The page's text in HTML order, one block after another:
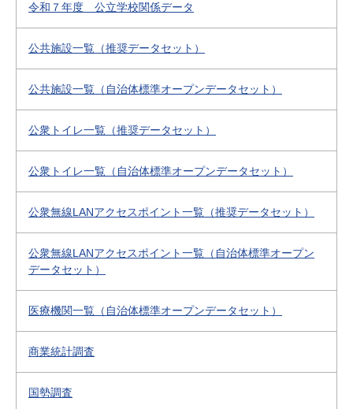
令和７年度 公立学校関係データ
公共施設一覧（推奨データセット）
公共施設一覧（自治体標準オープンデータセット）
公衆トイレ一覧（推奨データセット）
公衆トイレ一覧（自治体標準オープンデータセット）
公衆無線LANアクセスポイント一覧（推奨データセット）
公衆無線LANアクセスポイント一覧（自治体標準オープン
データセット）
医療機関一覧（自治体標準オープンデータセット）
商業統計調査
国勢調査